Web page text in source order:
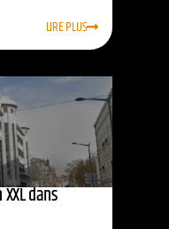
LIRE PLUS
dans